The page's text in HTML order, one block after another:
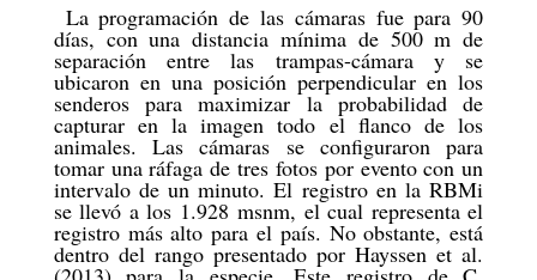
La programación de las cámaras fue para 90
días, con una distancia mínima de 500 m de
separación entre las trampas-cámara y se
ubicaron en una posición perpendicular en los
senderos para maximizar la probabilidad de
capturar en la imagen todo el flanco de los
animales. Las cámaras se configuraron para
tomar una ráfaga de tres fotos por evento con un
intervalo de un minuto. El registro en la RBMi
se llevó a los 1.928 msnm, el cual representa el
registro más alto para el país. No obstante, está
dentro del rango presentado por Hayssen et al.